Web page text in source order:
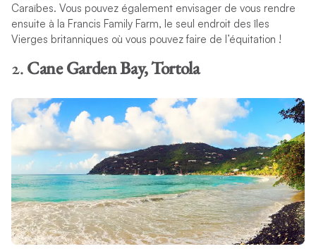
Caraïbes. Vous pouvez également envisager de vous rendre
ensuite à la Francis Family Farm, le seul endroit des îles
Vierges britanniques où vous pouvez faire de l’équitation !
2.Cane Garden Bay, Tortola